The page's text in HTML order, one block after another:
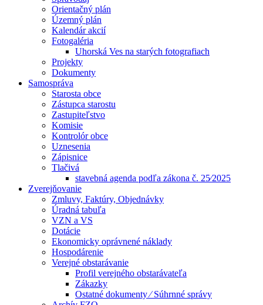
Orientačný plán
Územný plán
Kalendár akcií
Fotogaléria
Uhorská Ves na starých fotografiach
Projekty
Dokumenty
Samospráva
Starosta obce
Zástupca starostu
Zastupiteľstvo
Komisie
Kontrolór obce
Uznesenia
Zápisnice
Tlačivá
stavebná agenda podľa zákona č. 25⁄2025
Zverejňovanie
Zmluvy, Faktúry, Objednávky
Úradná tabuľa
VZN a VS
Dotácie
Ekonomicky oprávnené náklady
Hospodárenie
Verejné obstarávanie
Profil verejného obstarávateľa
Zákazky
Ostatné dokumenty ⁄ Súhrnné správy